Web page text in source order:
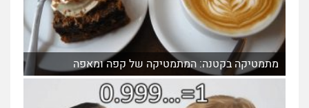
מתמטיקה בקטנה: המתמטיקה של קפה ומאפה